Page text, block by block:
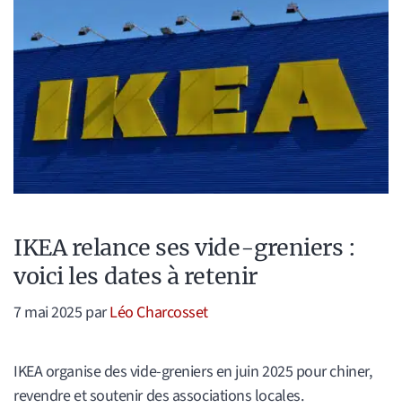
IKEA relance ses vide-greniers :
voici les dates à retenir
7 mai 2025 parLéo Charcosset
IKEA organise des vide-greniers en juin 2025 pour chiner,
revendre et soutenir des associations locales.